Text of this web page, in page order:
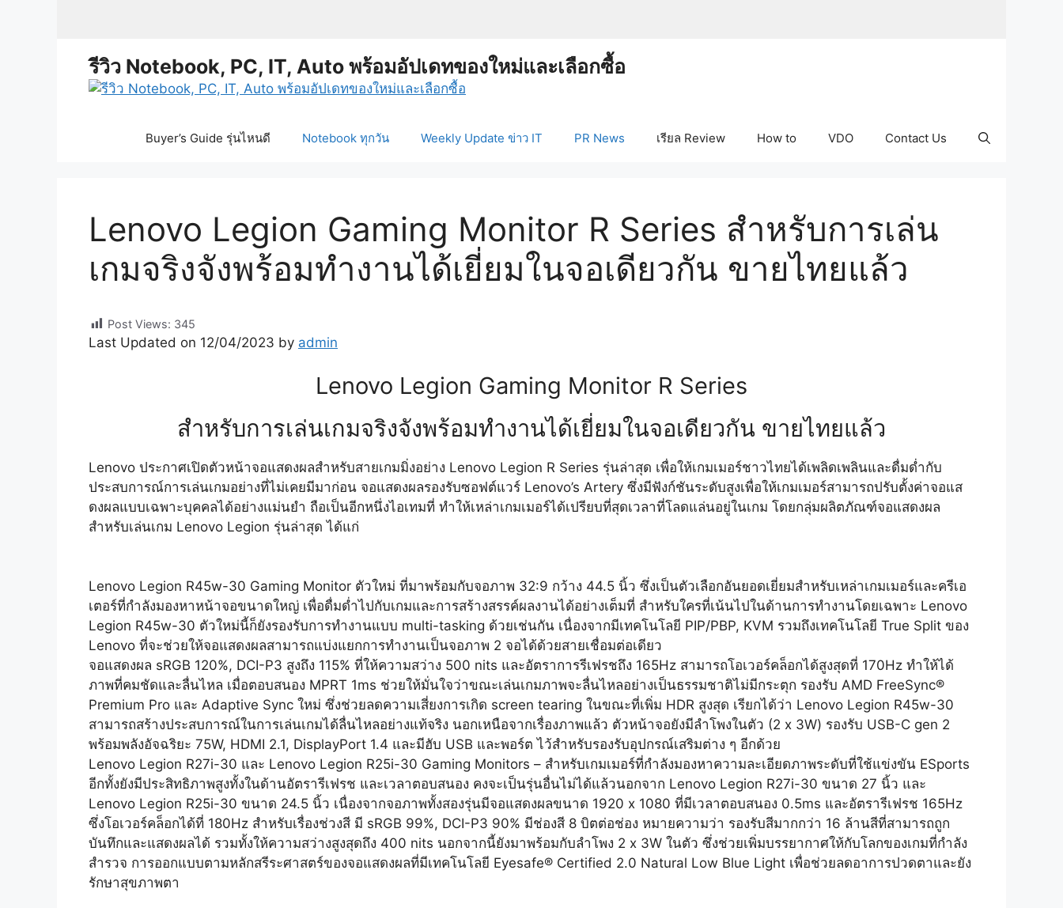
รีวิว Notebook, PC, IT, Auto พร้อมอัปเดทของใหม่และเลือกซื้อ
Buyer’s Guide รุ่นไหนดี Notebook ทุกวัน Weekly Update ข่าว IT PR News เรียล Review How to VDO Contact Us
Lenovo Legion Gaming Monitor R Series สำหรับการเล่น
เกมจริงจังพร้อมทำงานได้เยี่ยมในจอเดียวกัน ขายไทยแล้ว
Post Views: 345
Last Updated on 12/04/2023 by admin
Lenovo Legion Gaming Monitor R Series
สำหรับการเล่นเกมจริงจังพร้อมทำงานได้เยี่ยมในจอเดียวกัน ขายไทยแล้ว
Lenovo ประกาศเปิดตัวหน้าจอแสดงผลสำหรับสายเกมมิ่งอย่าง Lenovo Legion R Series รุ่นล่าสุด เพื่อให้เกมเมอร์ชาวไทยได้เพลิดเพลินและดื่มด่ำกับ
ประสบการณ์การเล่นเกมอย่างที่ไม่เคยมีมาก่อน จอแสดงผลรองรับซอฟต์แวร์ Lenovo’s Artery ซึ่งมีฟังก์ชันระดับสูงเพื่อให้เกมเมอร์สามารถปรับตั้งค่าจอแส
ดงผลแบบเฉพาะบุคคลได้อย่างแม่นยำ ถือเป็นอีกหนึ่งไอเทมที่ ทำให้เหล่าเกมเมอร์ได้เปรียบที่สุดเวลาที่โลดแล่นอยู่ในเกม โดยกลุ่มผลิตภัณฑ์จอแสดงผล
สำหรับเล่นเกม Lenovo Legion รุ่นล่าสุด ได้แก่
Lenovo Legion R45w-30 Gaming Monitor ตัวใหม่ ที่มาพร้อมกับจอภาพ 32:9 กว้าง 44.5 นิ้ว ซึ่งเป็นตัวเลือกอันยอดเยี่ยมสำหรับเหล่าเกมเมอร์และครีเอ
เตอร์ที่กำลังมองหาหน้าจอขนาดใหญ่ เพื่อดื่มด่ำไปกับเกมและการสร้างสรรค์ผลงานได้อย่างเต็มที่ สำหรับใครที่เน้นไปในด้านการทำงานโดยเฉพาะ Lenovo
Legion R45w-30 ตัวใหม่นี้ก็ยังรองรับการทำงานแบบ multi-tasking ด้วยเช่นกัน เนื่องจากมีเทคโนโลยี PIP/PBP, KVM รวมถึงเทคโนโลยี True Split ของ
Lenovo ที่จะช่วยให้จอแสดงผลสามารถแบ่งแยกการทำงานเป็นจอภาพ 2 จอได้ด้วยสายเชื่อมต่อเดียว
จอแสดงผล sRGB 120%, DCI-P3 สูงถึง 115% ที่ให้ความสว่าง 500 nits และอัตราการรีเฟรชถึง 165Hz สามารถโอเวอร์คล็อกได้สูงสุดที่ 170Hz ทำให้ได้
ภาพที่คมชัดและลื่นไหล เมื่อตอบสนอง MPRT 1ms ช่วยให้มั่นใจว่าขณะเล่นเกมภาพจะลื่นไหลอย่างเป็นธรรมชาติไม่มีกระตุก รองรับ AMD FreeSync®
Premium Pro และ Adaptive Sync ใหม่ ซึ่งช่วยลดความเสี่ยงการเกิด screen tearing ในขณะที่เพิ่ม HDR สูงสุด เรียกได้ว่า Lenovo Legion R45w-30
สามารถสร้างประสบการณ์ในการเล่นเกมได้ลื่นไหลอย่างแท้จริง นอกเหนือจากเรื่องภาพแล้ว ตัวหน้าจอยังมีลำโพงในตัว (2 x 3W) รองรับ USB-C gen 2
พร้อมพลังอัจฉริยะ 75W, HDMI 2.1, DisplayPort 1.4 และมีฮับ USB และพอร์ต ไว้สำหรับรองรับอุปกรณ์เสริมต่าง ๆ อีกด้วย
Lenovo Legion R27i-30 และ Lenovo Legion R25i-30 Gaming Monitors – สำหรับเกมเมอร์ที่กำลังมองหาความละเอียดภาพระดับที่ใช้แข่งขัน ESports
อีกทั้งยังมีประสิทธิภาพสูงทั้งในด้านอัตรารีเฟรช และเวลาตอบสนอง คงจะเป็นรุ่นอื่นไม่ได้แล้วนอกจาก Lenovo Legion R27i-30 ขนาด 27 นิ้ว และ
Lenovo Legion R25i-30 ขนาด 24.5 นิ้ว เนื่องจากจอภาพทั้งสองรุ่นมีจอแสดงผลขนาด 1920 x 1080 ที่มีเวลาตอบสนอง 0.5ms และอัตรารีเฟรช 165Hz
ซึ่งโอเวอร์คล็อกได้ที่ 180Hz สำหรับเรื่องช่วงสี มี sRGB 99%, DCI-P3 90% มีช่องสี 8 บิตต่อช่อง หมายความว่า รองรับสีมากกว่า 16 ล้านสีที่สามารถถูก
บันทึกและแสดงผลได้ รวมทั้งให้ความสว่างสูงสุดถึง 400 nits นอกจากนี้ยังมาพร้อมกับลำโพง 2 x 3W ในตัว ซึ่งช่วยเพิ่มบรรยากาศให้กับโลกของเกมที่กำลัง
สำรวจ การออกแบบตามหลักสรีระศาสตร์ของจอแสดงผลที่มีเทคโนโลยี Eyesafe® Certified 2.0 Natural Low Blue Light เพื่อช่วยลดอาการปวดตาและยัง
รักษาสุขภาพตา